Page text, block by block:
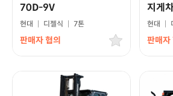
70D-9V
현대 | 디젤식 | 7톤
판매자 협의
지게
현대 |
판매자